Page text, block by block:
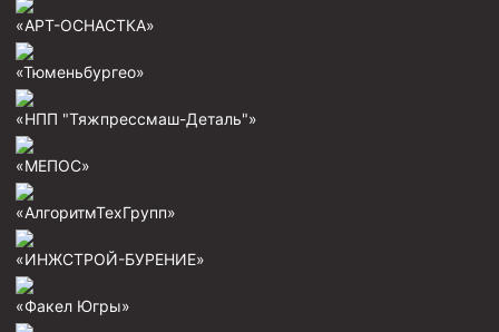
Инструмент для бурения и КРС (ловильный, аварийный)
Шаблоны колонные
Перья гидромониторные
Пауки гидравлические
Ерши механические
«АРТ-ОСНАСТКА»
«Тюменьбургео»
«НПП "Тяжпрессмаш-Деталь"»
«МЕПОС»
«АлгоритмТехГрупп»
«ИНЖСТРОЙ-БУРЕНИЕ»
«Факел Югры»